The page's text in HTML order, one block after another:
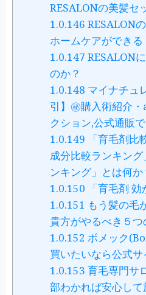
RESALONの美髪セ
1.0.146 RESALON
ホームケアができる
1.0.147 RESALON
のか？
1.0.148 マイナチュ
引】㊙購入術紹介
クション,公式通販
1.0.149 「育毛剤比
成分比較ランキン
ンキング」とは何か
1.0.150 「育毛剤
1.0.151 もう髪の毛
貴方がやるべき５つ
1.0.152 ボメック
買いたいなら公式
1.0.153 育毛専門サ
部わかれば安心して